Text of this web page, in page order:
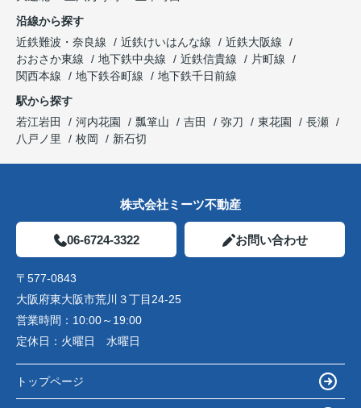
沿線から探す
近鉄難波・奈良線
近鉄けいはんな線
近鉄大阪線
おおさか東線
地下鉄中央線 近鉄信貴線
片町線
関西本線
地下鉄谷町線
地下鉄千日前線
駅から探す
若江岩田
河内花園 瓢箪山 吉田 弥刀 東花園
長瀬
八戸ノ里
枚岡 新石切
株式会社ミーツ不動産
06-6724-3322 お問い合わせ
〒577-0843
大阪府東大阪市荒川３丁目24-25
営業時間： 10:00～19:00
定休日： 火曜日 水曜日
トップページ